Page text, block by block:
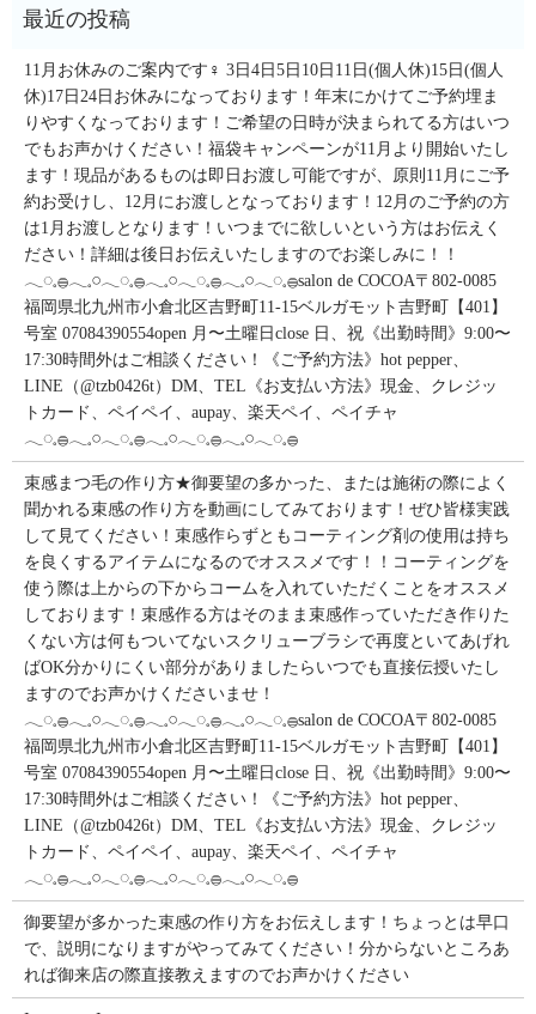
11月お休みのご案内です‍♀️ 3日4日5日10日11日(個人休)15日(個人
休)17日24日お休みになっております！年末にかけてご予約埋ま
りやすくなっております！ご希望の日時が決まられてる方はいつ
でもお声かけください！福袋キャンペーンが11月より開始いたし
ます！現品があるものは即日お渡し可能ですが、原則11月にご予
約お受けし、12月にお渡しとなっております！12月のご予約の方
は1月お渡しとなります！いつまでに欲しいという方はお伝えく
ださい！詳細は後日お伝えいたしますのでお楽しみに！！
𓂃◌𓈒𓐍𓂃𓈒𓏸𓂃◌𓈒𓐍𓂃𓈒𓏸𓂃◌𓈒𓐍𓂃𓈒𓏸𓂃◌𓈒𓐍salon de COCOA〒802-0085
福岡県北九州市小倉北区吉野町11-15ベルガモット吉野町【401】
号室︎ 07084390554open 月〜土曜日close 日、祝《出勤時間》9:00〜
17:30時間外はご相談ください！《ご予約方法》hot pepper、
LINE（@tzb0426t）DM、TEL《お支払い方法》現金、クレジッ
トカード、ペイペイ、aupay、楽天ペイ、ペイチャ
𓂃◌𓈒𓐍𓂃𓈒𓏸𓂃◌𓈒𓐍𓂃𓈒𓏸𓂃◌𓈒𓐍𓂃𓈒𓏸𓂃◌𓈒𓐍
束感まつ毛の作り方★御要望の多かった、または施術の際によく
聞かれる束感の作り方を動画にしてみております！ぜひ皆様実践
して見てください！束感作らずともコーティング剤の使用は持ち
を良くするアイテムになるのでオススメです！！コーティングを
使う際は上からの下からコームを入れていただくことをオススメ
しております！束感作る方はそのまま束感作っていただき作りた
くない方は何もついてないスクリューブラシで再度といてあげれ
ばOK分かりにくい部分がありましたらいつでも直接伝授いたし
ますのでお声かけくださいませ！
𓂃◌𓈒𓐍𓂃𓈒𓏸𓂃◌𓈒𓐍𓂃𓈒𓏸𓂃◌𓈒𓐍𓂃𓈒𓏸𓂃◌𓈒𓐍salon de COCOA〒802-0085
福岡県北九州市小倉北区吉野町11-15ベルガモット吉野町【401】
号室︎ 07084390554open 月〜土曜日close 日、祝《出勤時間》9:00〜
17:30時間外はご相談ください！《ご予約方法》hot pepper、
LINE（@tzb0426t）DM、TEL《お支払い方法》現金、クレジッ
トカード、ペイペイ、aupay、楽天ペイ、ペイチャ
𓂃◌𓈒𓐍𓂃𓈒𓏸𓂃◌𓈒𓐍𓂃𓈒𓏸𓂃◌𓈒𓐍𓂃𓈒𓏸𓂃◌𓈒𓐍
御要望が多かった束感の作り方をお伝えします！ちょっとは早口
で、説明になりますがやってみてください！分からないところあ
れば御来店の際直接教えますのでお声かけください